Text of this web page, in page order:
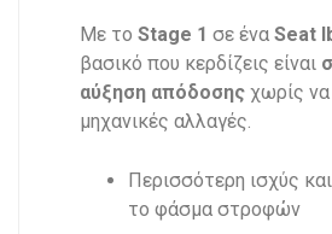
Με το Stage 1 σε ένα Seat
βασικό που κερδίζεις είναι
αύξηση απόδοσης χωρίς να
μηχανικές αλλαγές.
Περισσότερη ισχύς
το φάσμα στροφών